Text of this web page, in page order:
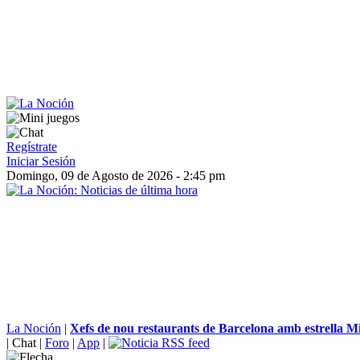
Regístrate
Iniciar Sesión
Domingo, 09 de Agosto de 2026 - 2:45 pm
La Noción | Xefs de nou restaurants de Barcelona amb estrella
| Chat | Foro | App |